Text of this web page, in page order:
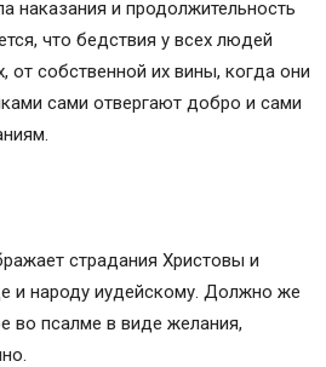
наказания и продолжительность
что бедствия у всех людей
от собственной их вины, когда они
сами отвергают добро и сами
страдания Христовы и
и народу иудейскому. Должно же
во псалме в виде желания,